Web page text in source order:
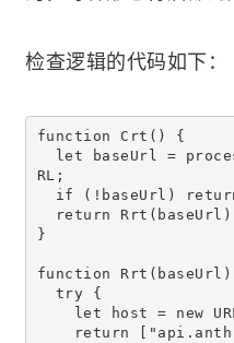
检查逻辑的代码如下：
function Crt() {
let baseUrl =
RL;
if (!baseUrl)
return
}
function
try {
let host = new
return